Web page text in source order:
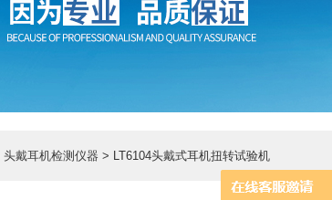
头戴耳机检测仪器 > LT6104头戴式耳机扭转试验机